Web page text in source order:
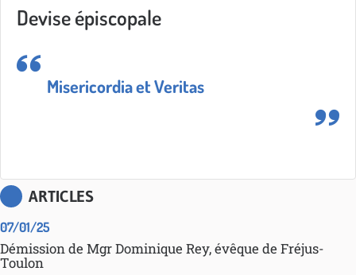
Devise épiscopale
Misericordia et Veritas
ARTICLES
07/01/25
Démission de Mgr Dominique Rey, évêque de Fréjus-
Toulon